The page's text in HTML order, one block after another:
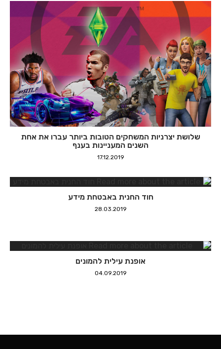
שלושת יצרניות המשחקים הטובות ביותר עברו את אחת
השנים המעניינות בענף
17.12.2019
חוד החנית באבטחת מידע
28.03.2019
אופנת עילית להמונים
04.09.2019